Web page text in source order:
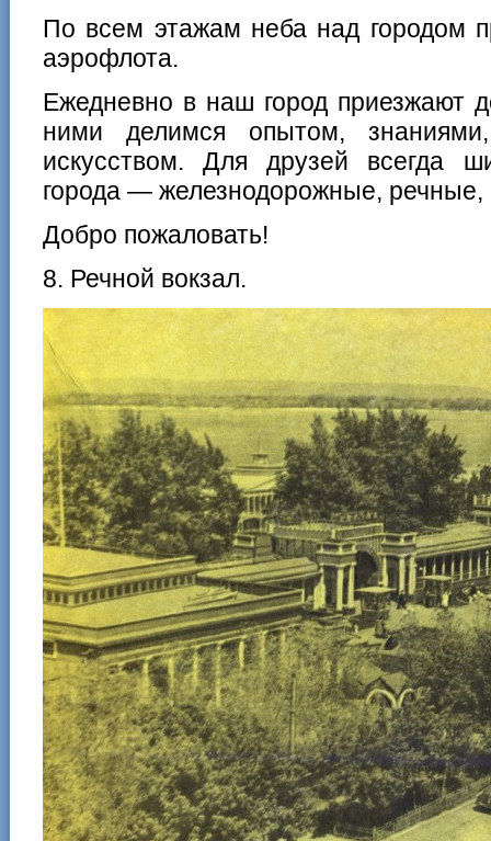
По всем этажам неба над городом
аэрофлота.
Ежедневно в наш город приезжают
ними делимся опытом,
искусством. Для друзей всегда
города — железнодорожные,
Добро пожаловать!
8. Речной вокзал.